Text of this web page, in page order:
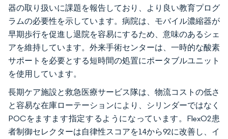
器の取り扱いに課題を報告しており、より良い教育プログ
ラムの必要性を示しています。病院は、モバイル濃縮器が
早期歩行を促進し退院を容易にするため、意味のあるシェ
アを維持しています。外来手術センターは、一時的な酸素
サポートを必要とする短時間の処置にポータブルユニット
を使用しています。
長期ケア施設と救急医療サービス隊は、物流コストの低さ
と容易な在庫ローテーションにより、シリンダーではなく
POCをますます指定するようになっています。FlexO2患
者制御セレクターは自律性スコアを14から92に改善し、イ